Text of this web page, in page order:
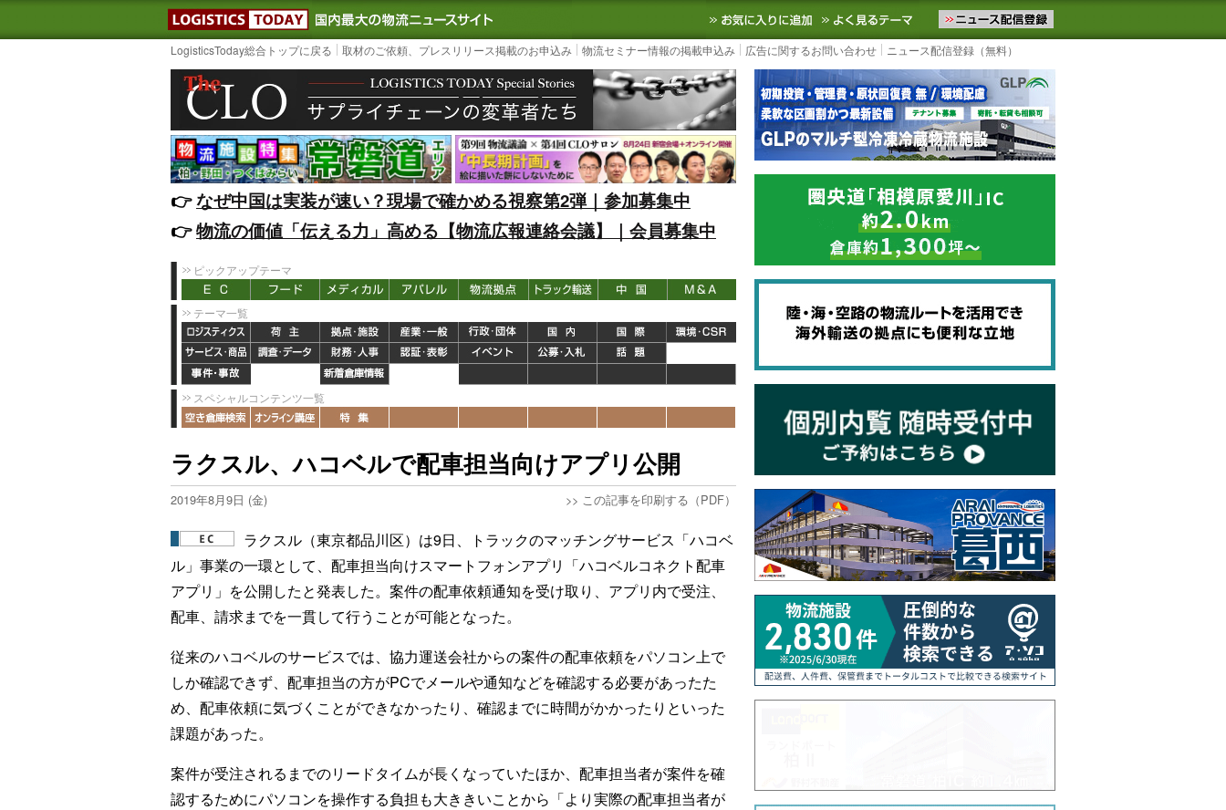
LOGISTICS TODAY｜国内最大の物流ニュースサイト3PL, SCMなど国内外の最新の物流ニュースをお届けします。物流ニュースメール配信を登録す
お気に入りに追加 よく見るテーマ
LogisticsToday総合トップに戻る 取材のご依頼、プレスリリース掲載のお申込み 物流セミナー情報の掲載申込み 広告に関するお問い合わせ ニュース配信登録（無料）
👉️なぜ中国は実装が速い？現場で確かめる視察第2弾｜参加募集中
👉️物流の価値「伝える力」高める【物流広報連絡会議】｜会員募集中
ピックアップテーマ
テーマ一覧
スペシャルコンテンツ一覧
ラクスル、ハコベルで配車担当向けアプリ公開
2019年8月9日 (金) >> この記事を印刷する（PDF）
ラクスル（東京都品川区）は9日、トラックのマッチングサービス「ハコベ
ル」事業の一環として、配車担当向けスマートフォンアプリ「ハコベルコネクト配車
アプリ」を公開したと発表した。案件の配車依頼通知を受け取り、アプリ内で受注、
配車、請求までを一貫して行うことが可能となった。
従来のハコベルのサービスでは、協力運送会社からの案件の配車依頼をパソコン上で
しか確認できず、配車担当の方がPCでメールや通知などを確認する必要があったた
め、配車依頼に気づくことができなかったり、確認までに時間がかかったりといった
課題があった。
案件が受注されるまでのリードタイムが長くなっていたほか、配車担当者が案件を確
認するためにパソコンを操作する負担も大ききいことから「より実際の配車担当者が